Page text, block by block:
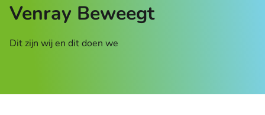
Venray Beweegt
Dit zijn wij en dit doen we